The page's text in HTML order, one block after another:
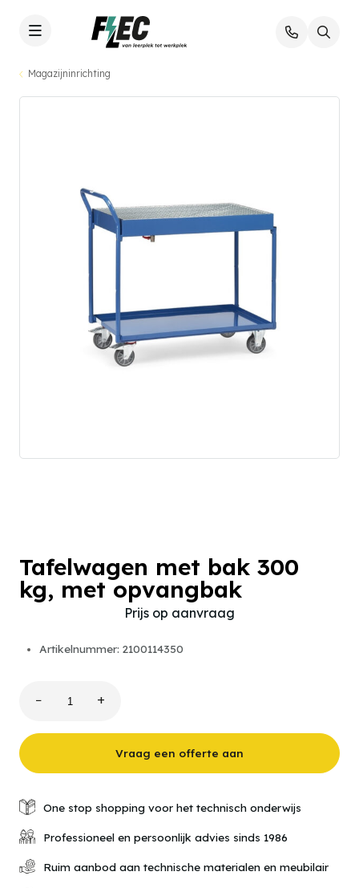
Magazijninrichting
Tafelwagen met bak 300
kg, met opvangbak
Prijs op aanvraag
Artikelnummer: 2100114350
−
Tafelwagen
bak
met
aantal
+
Vraag een offerte aan
One stop shopping voor het technisch onderwijs
Professioneel en persoonlijk advies sinds 1986
Ruim aanbod aan technische materialen en meubilair